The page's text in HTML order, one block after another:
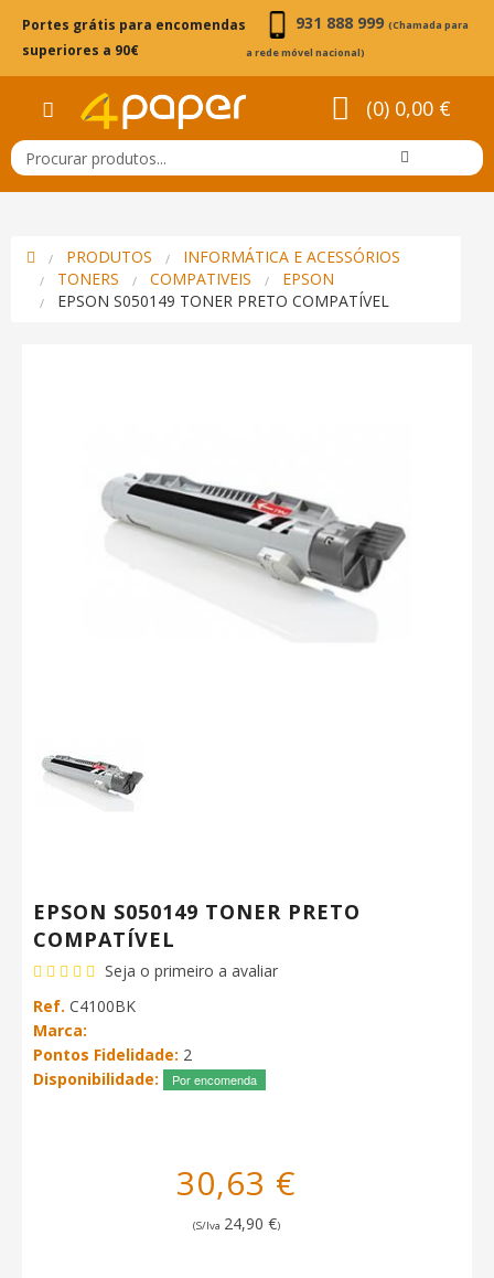
Portes grátis para encomendas
superiores a 90€
931 888 999 (Chamada para
a rede móvel nacional)
(0) 0,00 €
PRODUTOS
INFORMÁTICA E ACESSÓRIOS
TONERS
COMPATIVEIS
EPSON
EPSON S050149 TONER PRETO COMPATÍVEL
EPSON S050149 TONER PRETO
COMPATÍVEL
Seja o primeiro a avaliar
Ref. C4100BK
Marca:
Pontos Fidelidade: 2
Disponibilidade:
Por encomenda
30,63 €
(S/Iva 24,90 €)